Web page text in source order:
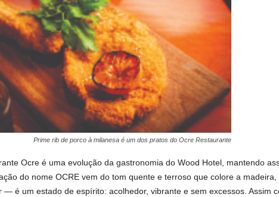
Prime rib de porco à milanesa é um dos pratos do Ocre Restaurante
Ocre é uma evolução da gastronomia do Wood Hotel, mantendo
do nome OCRE vem do tom quente e terroso que colore a
— é um estado de espírito: acolhedor, vibrante e sem excessos. Assim